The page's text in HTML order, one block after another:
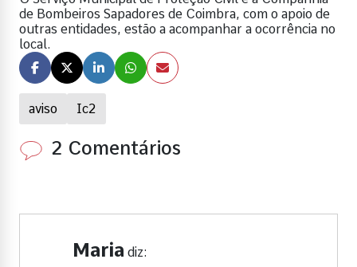
aviso Ic2
de Bombeiros Sapadores de Coimbra, com o apoio de
outras entidades, estão a acompanhar a ocorrência no
local.
2 Comentários
Maria diz: